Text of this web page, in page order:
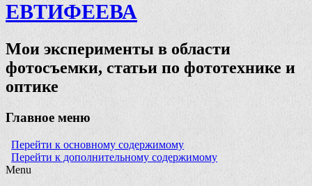
ЕВТИФЕЕВА
Мои эксперименты в области
фотосъемки, статьи по фототехнике и
оптике
Главное меню
Перейти к основному содержимому
Перейти к дополнительному содержимому
Menu